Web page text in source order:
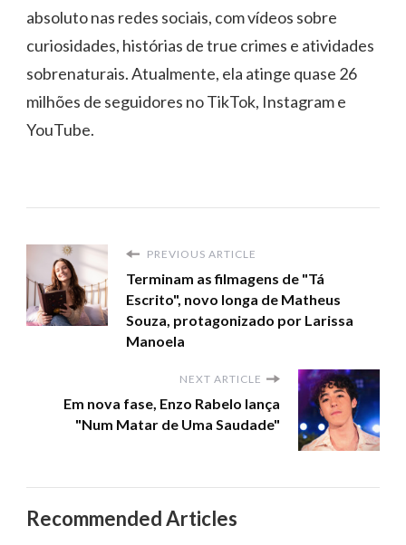
absoluto nas redes sociais, com vídeos sobre
curiosidades, histórias de true crimes e atividades
sobrenaturais. Atualmente, ela atinge quase 26
milhões de seguidores no TikTok, Instagram e
YouTube.
PREVIOUS ARTICLE
Terminam as filmagens de "Tá
Escrito", novo longa de Matheus
Souza, protagonizado por Larissa
Manoela
NEXT ARTICLE
Em nova fase, Enzo Rabelo lança
"Num Matar de Uma Saudade"
Recommended Articles